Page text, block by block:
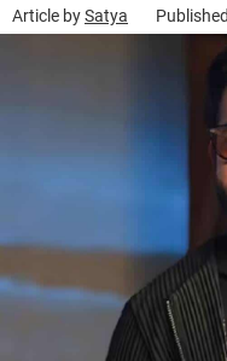
Article bySatya